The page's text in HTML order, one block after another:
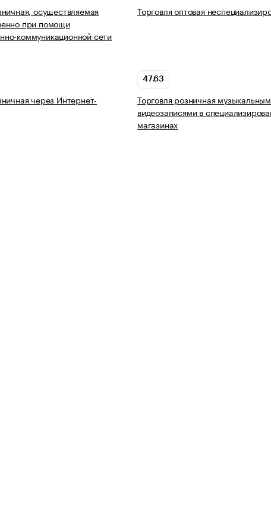
осуществляемая
при помощи
коммуникационной сети
Торговля оптовая
через Интернет-
47.63
Торговля розничная
видеозаписями в
магазинах